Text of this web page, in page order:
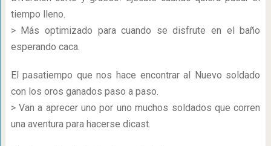
tiempo lleno.
> Más optimizado para cuando se disfrute en el baño
esperando caca.
El pasatiempo que nos hace encontrar al Nuevo soldado
con los oros ganados paso a paso.
> Van a aprecer uno por uno muchos soldados que corren
una aventura para hacerse dicast.